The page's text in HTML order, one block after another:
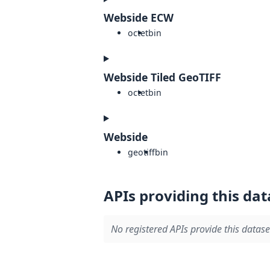
Webside ECW
octetbin
Webside Tiled GeoTIFF
octetbin
Webside
geotiffbin
APIs providing this
No registered APIs provide this